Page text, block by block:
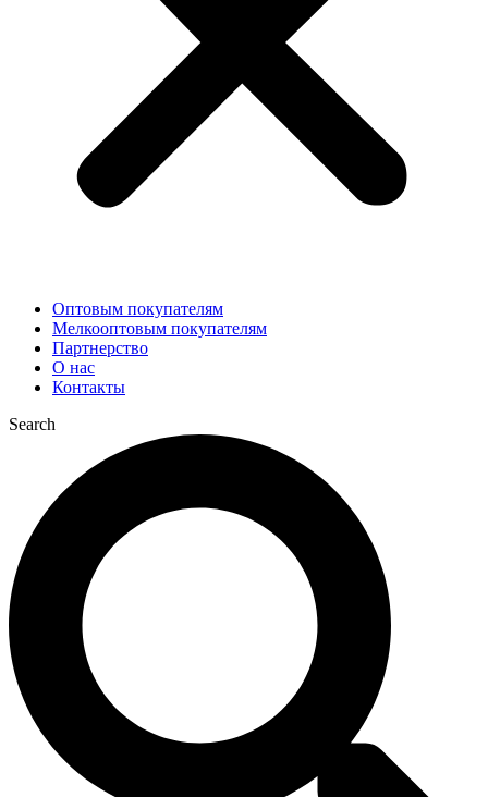
Оптовым покупателям
Мелкооптовым покупателям
Партнерство
О нас
Контакты
Search